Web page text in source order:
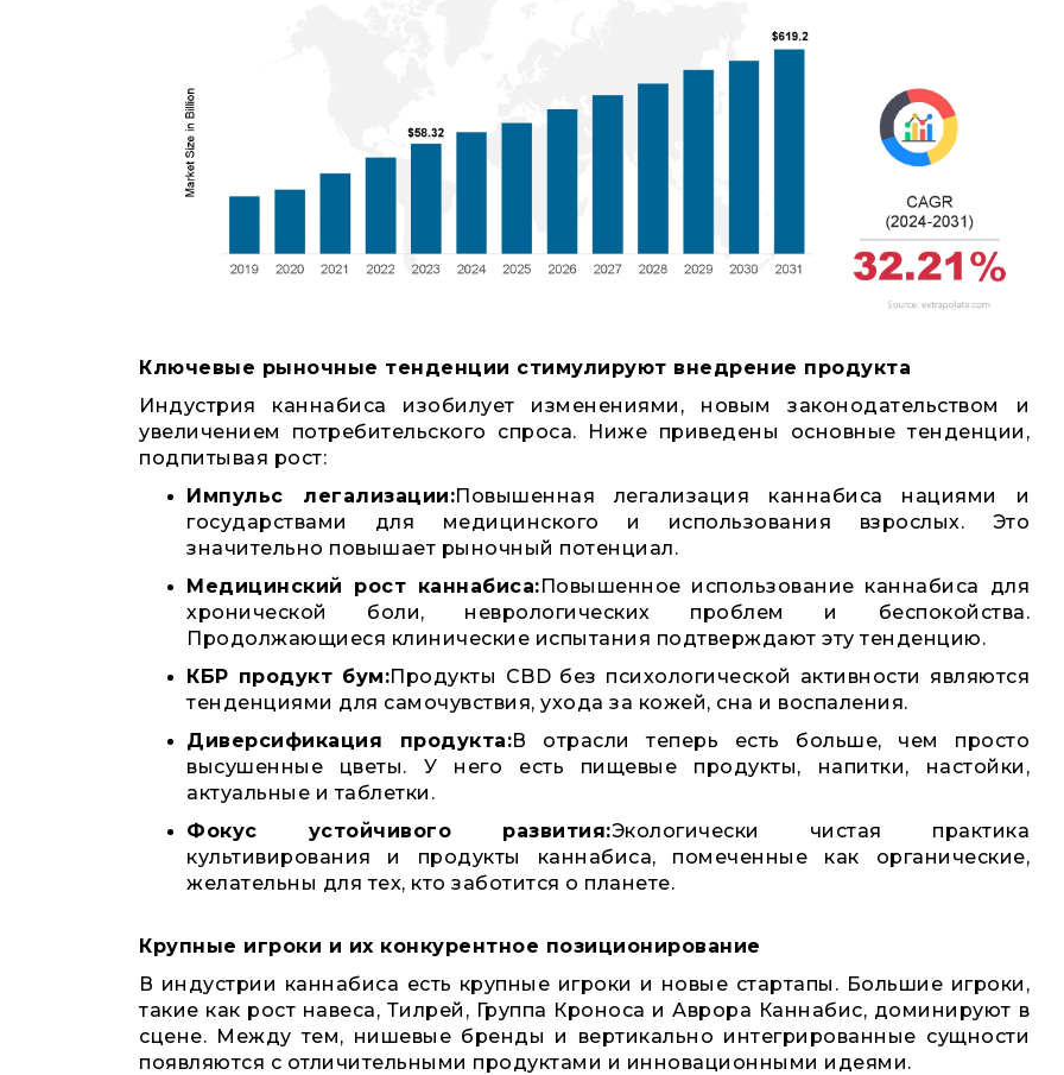
Ключевые рыночные тенденции стимулируют внедрение продукта
Индустрия каннабиса изобилует изменениями, новым законодательством и
увеличением потребительского спроса. Ниже приведены основные тенденции,
подпитывая рост:
Импульс легализации:Повышенная легализация каннабиса нациями и
государствами для медицинского и использования взрослых. Это
значительно повышает рыночный потенциал.
Медицинский рост каннабиса:Повышенное использование каннабиса для
хронической боли, неврологических проблем и беспокойства.
Продолжающиеся клинические испытания подтверждают эту тенденцию.
КБР продукт бум:Продукты CBD без психологической активности являются
тенденциями для самочувствия, ухода за кожей, сна и воспаления.
Диверсификация продукта:В отрасли теперь есть больше, чем просто
высушенные цветы. У него есть пищевые продукты, напитки, настойки,
актуальные и таблетки.
Фокус устойчивого развития:Экологически чистая практика
культивирования и продукты каннабиса, помеченные как органические,
желательны для тех, кто заботится о планете.
Крупные игроки и их конкурентное позиционирование
В индустрии каннабиса есть крупные игроки и новые стартапы. Большие игроки,
такие как рост навеса, Тилрей, Группа Кроноса и Аврора Каннабис, доминируют в
сцене. Между тем, нишевые бренды и вертикально интегрированные сущности
появляются с отличительными продуктами и инновационными идеями.